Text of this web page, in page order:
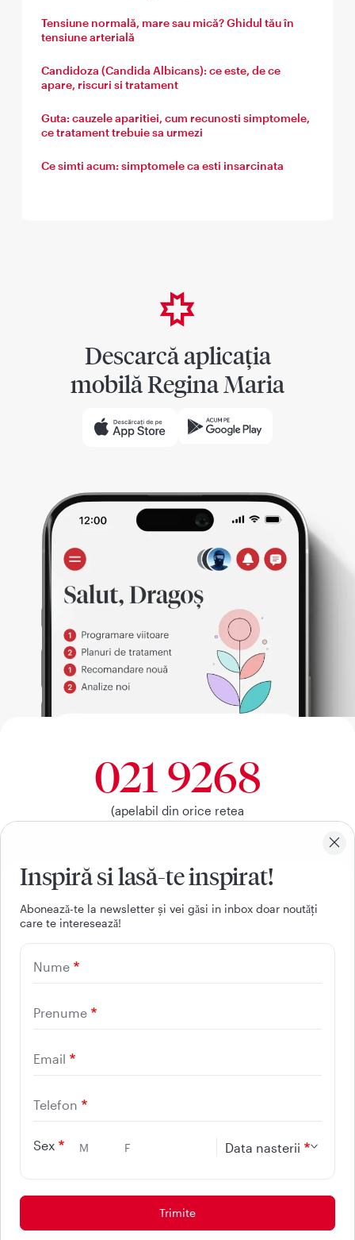
Inspiră si lasă-te inspirat!
Aboneazǎ-te la newsletter și vei gǎsi in inbox doar noutǎți
care te intereseazǎ!
Nume
Prenume
Email
Telefon
Sex M F Data nasterii
Tensiune normală, mare sau mică? Ghidul tău în
tensiune arterială
Candidoza (Candida Albicans): ce este, de ce
apare, riscuri si tratament
Guta: cauzele aparitiei, cum recunosti simptomele,
ce tratament trebuie sa urmezi
Ce simti acum: simptomele ca esti insarcinata
Descarcă aplicația
mobilă Regina Maria
021 9268
(apelabil din orice retea
CONTACT
REGINA MARIA
Protectia consumatorilor - ANPC